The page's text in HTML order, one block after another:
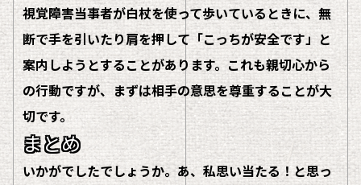
視覚障害当事者が白杖を使って歩いているときに、無
断で手を引いたり肩を押して「こっちが安全です」と
案内しようとすることがあります。これも親切心から
の行動ですが、まずは相手の意思を尊重することが大
切です。
まとめ
いかがでしたでしょうか。あ、私思い当たる！と思っ